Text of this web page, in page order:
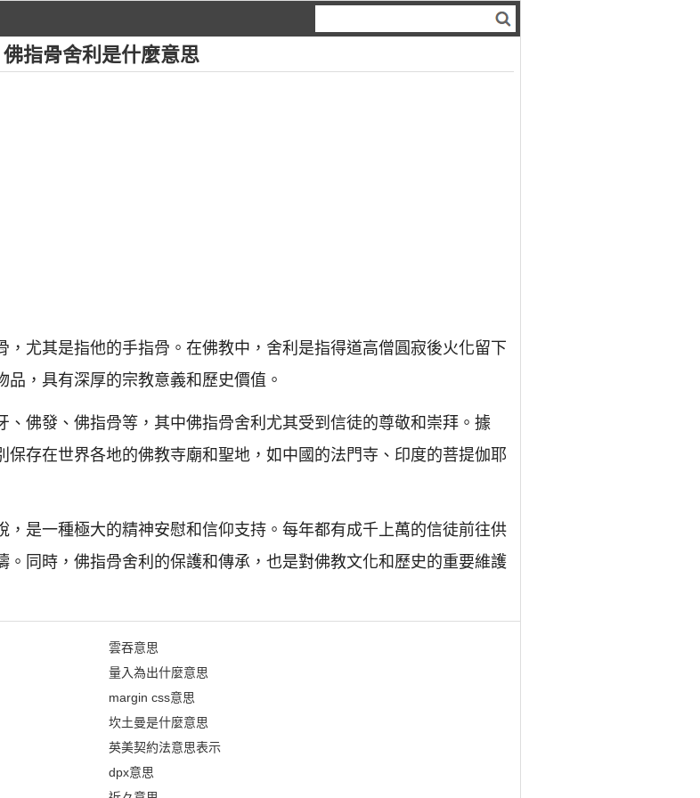
佛指骨舍利是什麼意思
尤其是指他的手指骨。在佛教中，舍利是指得道高僧圓寂後火化留下
，具有深厚的宗教意義和歷史價值。
佛發、佛指骨等，其中佛指骨舍利尤其受到信徒的尊敬和崇拜。據
存在世界各地的佛教寺廟和聖地，如中國的法門寺、印度的菩提伽耶
是一種極大的精神安慰和信仰支持。每年都有成千上萬的信徒前往供
同時，佛指骨舍利的保護和傳承，也是對佛教文化和歷史的重要維護
雲吞意思
量入為出什麼意思
margin css意思
坎土曼是什麼意思
英美契約法意思表示
dpx意思